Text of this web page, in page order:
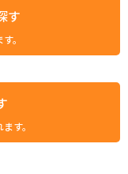
す
。
す。